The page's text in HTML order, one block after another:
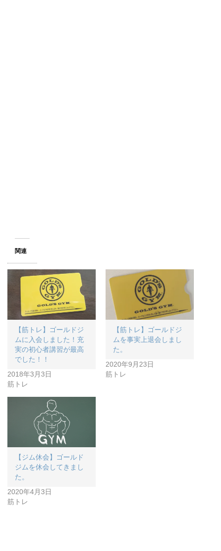
関連
【筋トレ】ゴールドジ
ムに入会しました！充
実の初心者講習が最高
でした！！
2018年3月3日
筋トレ
【筋トレ】ゴールドジ
ムを事実上退会しまし
た。
2020年9月23日
筋トレ
【ジム休会】ゴールド
ジムを休会してきまし
た。
2020年4月3日
筋トレ